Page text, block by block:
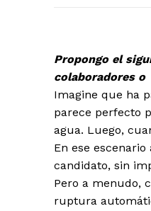
Propongo el
colaboradores
Imagine que ha
parece perfecto
agua. Luego,
En ese
candidato, sin
Pero a menudo,
ruptura